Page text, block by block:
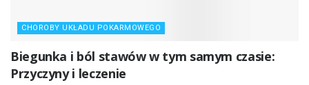
CHOROBY UKŁADU POKARMOWEGO
Biegunka i ból stawów w tym samym czasie:
Przyczyny i leczenie